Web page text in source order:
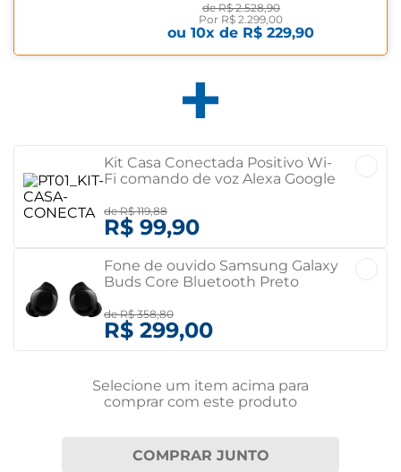
deR$ 2.528,90
Por R$ 2.299,00
ou10x de R$ 229,90
Kit Casa Conectada Positivo Wi-
Fi comando de voz Alexa Google
deR$ 119,88
R$ 99,90
Fone de ouvido Samsung Galaxy
Buds Core Bluetooth Preto
deR$ 358,80
R$ 299,00
Selecione um item acima para
comprar com este produto
COMPRAR JUNTO